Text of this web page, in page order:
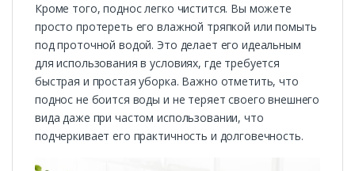
Кроме того, поднос легко чистится. Вы можете
просто протереть его влажной тряпкой или помыть
под проточной водой. Это делает его идеальным
для использования в условиях, где требуется
быстрая и простая уборка. Важно отметить, что
поднос не боится воды и не теряет своего внешнего
вида даже при частом использовании, что
подчеркивает его практичность и долговечность.